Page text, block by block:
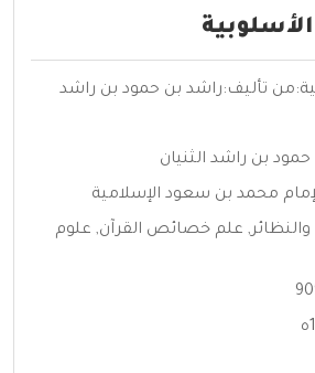
تأليف:راشد بن حمود بن راشد
بن راشد الثنيان
محمد بن سعود الإسلامية
, علم خصائص القرآن, علوم